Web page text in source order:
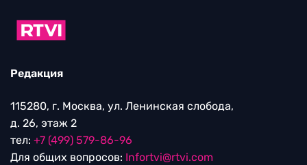
Редакция
115280, г. Москва, ул. Ленинская слобода,
д. 26, этаж 2
тел: +7 (499) 579-86-96
Для общих вопросов: Infortvi@rtvi.com